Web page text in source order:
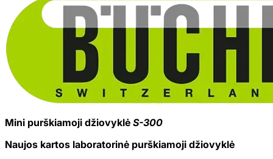
Mini purškiamoji džiovyklė S-300
Naujos kartos laboratorinė purškiamoji džiovyklė